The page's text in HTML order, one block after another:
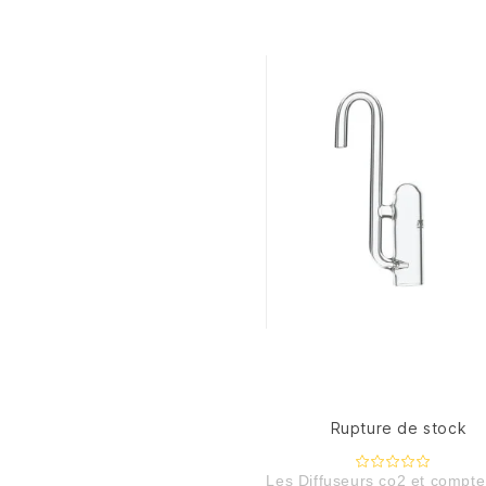
Rupture de stock
Les Diffuseurs co2 et compte